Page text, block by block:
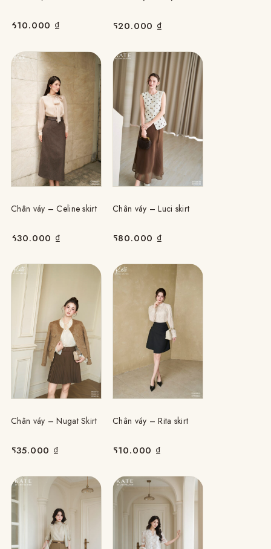
610.000 ₫ 520.000 ₫
Chân váy – Celine skirt
630.000 ₫
Chân váy – Luci skirt
580.000 ₫
Chân váy – Nugat Skirt
535.000 ₫
Chân váy – Rita skirt
510.000 ₫